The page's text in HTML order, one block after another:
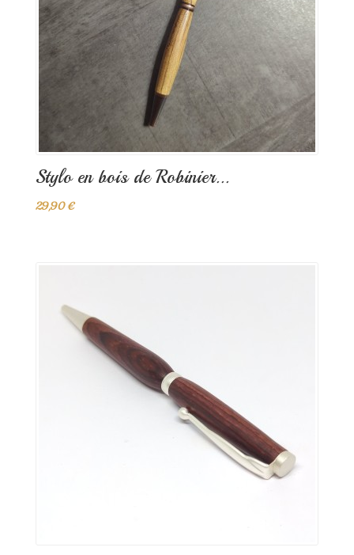
Stylo en bois de Robinier...
29,90 €